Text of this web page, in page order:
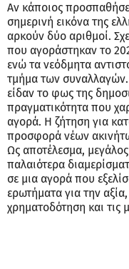
Αν κάποιος
σημερινή εικόνα της
αρκούν δύο αριθμοί.
που αγοράστηκαν το
ενώ τα νεόδμητα
τμήμα των συναλλαγών.
είδαν το φως της
πραγματικότητα που
αγορά. Η ζήτηση για
προσφορά νέων
Ως αποτέλεσμα,
παλαιότερα
σε μια αγορά που
ερωτήματα για την
χρηματοδότηση και τις